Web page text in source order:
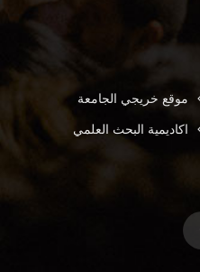
موقع خريجي الجامعة
اكاديمية البحث العلمي